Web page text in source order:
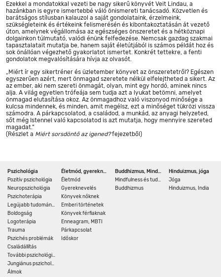
Ezekkel a mondatokkal vezeti be nagy sikerű könyvét Veit Lindau, a
hazánkban is egyre ismertebbé váló önismereti tanácsadó. Közvetlen és
barátságos stílusban kalauzol a saját gondolataink, érzelmeink,
szükségleteink és értékeink felismerésén és kibontakoztatásán át vezető
úton, amelynek végállomása az egészséges önszeretet és a hétköznapi
dolgainkon túlmutató, valódi énünk felfedezése. Nemcsak gazdag szakmai
tapasztalatait mutatja be, hanem saját életútjából is számos példát hoz és
sok önállóan végezhető gyakorlatot ismertet. Konkrét tettekre, a fenti
gondolatok megvalósítására hívja az olvasót.
„Miért ír egy sikertréner és üzletember könyvet az önszeretetről? Egészen
egyszerűen azért, mert önmagad szeretete nélkül elfelejtheted a sikert. Az
az ember, aki nem szereti önmagát, olyan, mint egy hordó, aminek nincs
alja. A világ egyetlen trófeája sem tudja azt a lyukat betömni, amelyet
önmagad elutasítása okoz. Az önmagadhoz való viszonyod minősége a
kulcsa mindennek, és minden, amit megélsz, ezt a minőséget tükrözi vissza
számodra. A párkapcsolatod, a családod, a munkád, az anyagi helyzeted,
sőt még Istennel való kapcsolatod is azt mutatja, hogy mennyire szereted
magadat.”
(Részlet a Miért sorsdöntő az igened?fejezetből)
Pszichológia
Pozitív pszichológia
Neuropszichológia
Pszichoterápia
Legújabb tudományos eredmények
Boldogság
Logoterápia
Trauma
Pszichés problémák
Családállítás
További pszichológiai könyvek
Jungiánus pszichológia
Álmok
Életmód, gyereknevelés
Életmód
Gyereknevelés
Könyvek nőknek
Emberi történetek
Könyvek férfiaknak
Enneagram, MBTI
Párkapcsolat
Időskor
Buddhizmus, Mindfulness
Mindfulness és tudomány
Buddhizmus
Hinduizmus, jóga
Jóga
Hinduizmus, India